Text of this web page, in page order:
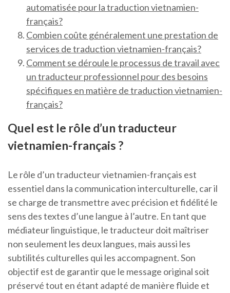
automatisée pour la traduction vietnamien-
français?
Combien coûte généralement une prestation de
services de traduction vietnamien-français?
Comment se déroule le processus de travail avec
un traducteur professionnel pour des besoins
spécifiques en matière de traduction vietnamien-
français?
Quel est le rôle d’un traducteur
vietnamien-français ?
Le rôle d’un traducteur vietnamien-français est
essentiel dans la communication interculturelle, car il
se charge de transmettre avec précision et fidélité le
sens des textes d’une langue à l’autre. En tant que
médiateur linguistique, le traducteur doit maîtriser
non seulement les deux langues, mais aussi les
subtilités culturelles qui les accompagnent. Son
objectif est de garantir que le message original soit
préservé tout en étant adapté de manière fluide et